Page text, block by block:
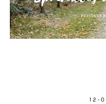
12-